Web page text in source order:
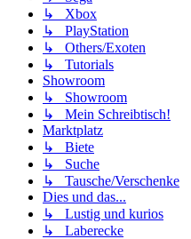
↳ Xbox
↳ PlayStation
↳ Others/Exoten
↳ Tutorials
Showroom
↳ Showroom
↳ Mein Schreibtisch!
Marktplatz
↳ Biete
↳ Suche
↳ Tausche/Verschenke
Dies und das...
↳ Lustig und kurios
↳ Laberecke